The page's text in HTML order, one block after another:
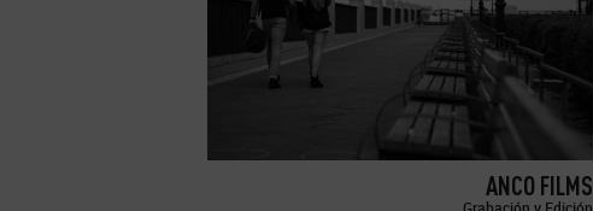
ANCO FILMS